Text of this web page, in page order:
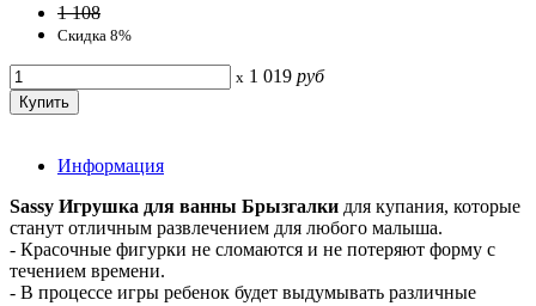
1 108
Скидка 8%
x 1 019 руб
Информация
Sassy Игрушка для ванны Брызгалки для купания, которые
станут отличным развлечением для любого малыша.
- Красочные фигурки не сломаются и не потеряют форму с
течением времени.
- В процессе игры ребенок будет выдумывать различные